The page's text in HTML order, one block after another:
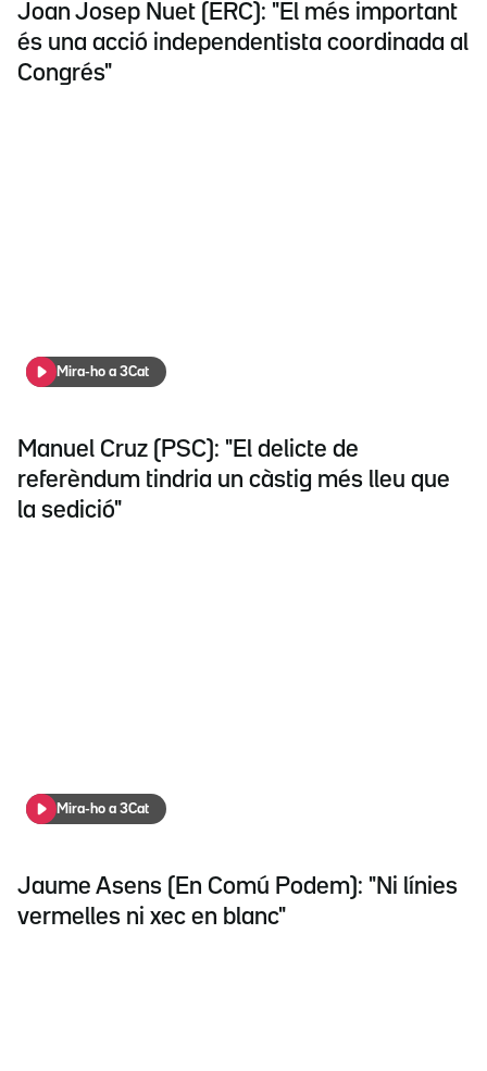
Joan Josep Nuet (ERC): "El més important
és una acció independentista coordinada al
Congrés"
Mira-ho a 3Cat
Manuel Cruz (PSC): "El delicte de
referèndum tindria un càstig més lleu que
la sedició"
Mira-ho a 3Cat
Jaume Asens (En Comú Podem): "Ni línies
vermelles ni xec en blanc"